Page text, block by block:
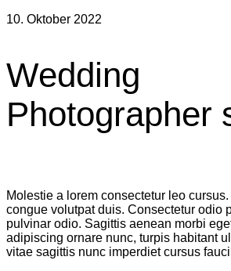
10. Oktober 2022
Wedding
Photographer
Molestie a lorem consectetur leo
congue volutpat duis. Consectetur odio
pulvinar odio. Sagittis aenean morbi
adipiscing ornare nunc, turpis habitant
vitae sagittis nunc imperdiet cursus